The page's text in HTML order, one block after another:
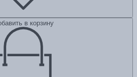
в корзину